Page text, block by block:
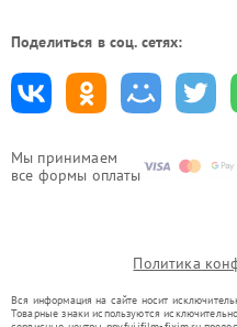
Мы принимаем
все формы оплаты
Поделиться в соц. сетях:
Политика
Вся информация на сайте носит
Товарные знаки используются